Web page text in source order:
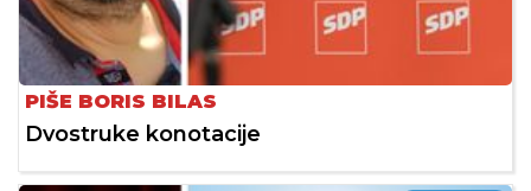
PIŠE BORIS BILAS
Dvostruke konotacije